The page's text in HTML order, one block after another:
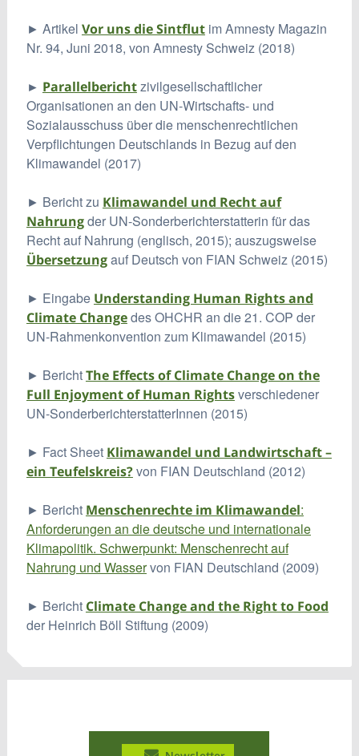
► Artikel Vor uns die Sintflutim Amnesty Magazin
Nr. 94, Juni 2018, von Amnesty Schweiz (2018)
► Parallelberichtzivilgesellschaftlicher
Organisationen an den UN-Wirtschafts- und
Sozialausschuss über die menschenrechtlichen
Verpflichtungen Deutschlands in Bezug auf den
Klimawandel (2017)
► Bericht zu Klimawandel und Recht auf
Nahrungder UN-Sonderberichterstatterin für das
Recht auf Nahrung (englisch, 2015); auszugsweise
Übersetzungauf Deutsch von FIAN Schweiz (2015)
► Eingabe Understanding Human Rights and
Climate Changedes OHCHR an die 21. COP der
UN-Rahmenkonvention zum Klimawandel (2015)
► BerichtThe Effects of Climate Change on the
Full Enjoyment of Human Rightsverschiedener
UN-SonderberichterstatterInnen (2015)
► Fact Sheet Klimawandel und Landwirtschaft –
ein Teufelskreis?von FIAN Deutschland (2012)
► Bericht Menschenrechte im Klimawandel:
Anforderungen an die deutsche und internationale
Klimapolitik. Schwerpunkt: Menschenrecht auf
Nahrung und Wasservon FIAN Deutschland (2009)
► Bericht Climate Change and the Right to Food
der Heinrich Böll Stiftung (2009)